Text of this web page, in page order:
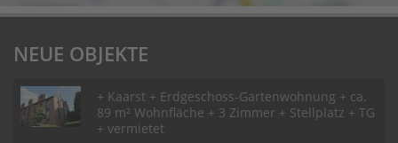
NEUE OBJEKTE
+ Kaarst + Erdgeschoss-Gartenwohnung + ca.
89 m² Wohnfläche + 3 Zimmer + Stellplatz + TG
+ vermietet